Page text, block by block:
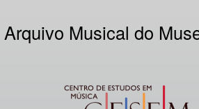
Musical do
CESEM